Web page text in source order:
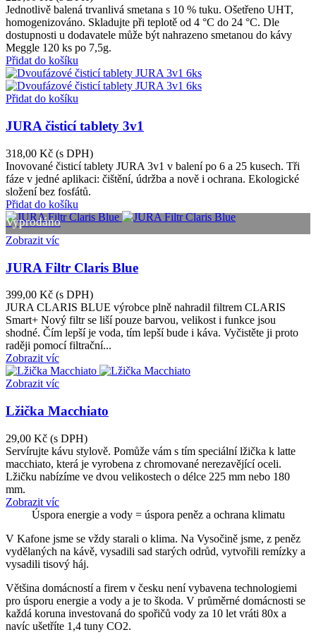
Jednotlivě balená trvanlivá smetana s 10 % tuku. Ošetřeno UHT,
homogenizováno. Skladujte při teplotě od 4 °C do 24 °C. Dle
dostupnosti u dodavatele může být nahrazeno smetanou do kávy
Meggle 120 ks po 7,5g.
Přidat do košíku
Přidat do košíku
JURA čisticí tablety 3v1
318,00 Kč (s DPH)
Inovované čisticí tablety JURA 3v1 v balení po 6 a 25 kusech. Tři
fáze v jedné aplikaci: čištění, údržba a nově i ochrana. Ekologické
složení bez fosfátů.
Přidat do košíku
Vyprodáno
Zobrazit víc
JURA Filtr Claris Blue
399,00 Kč (s DPH)
JURA CLARIS BLUE výrobce plně nahradil filtrem CLARIS
Smart+ Nový filtr se liší pouze barvou, velikost i funkce jsou
shodné. Čím lepší je voda, tím lepší bude i káva. Vyčistěte ji proto
raději pomocí filtrační...
Zobrazit víc
Zobrazit víc
Lžička Macchiato
29,00 Kč (s DPH)
Servírujte kávu stylově. Pomůže vám s tím speciální lžička k latte
macchiato, která je vyrobena z chromované nerezavějící oceli.
Lžičku nabízíme ve dvou velikostech o délce 225 mm nebo 180
mm.
Zobrazit víc
Úspora energie a vody = úspora peněz a ochrana klimatu
V Kafone jsme se vždy starali o klima. Na Vysočině jsme, z peněz
vydělaných na kávě, vysadili sad starých odrůd, vytvořili remízky a
vysadili tisový háj.
Většina domácností a firem v česku není vybavena technologiemi
pro úsporu energie a vody a je to škoda. V průměrné domácnosti se
každá koruna investovaná do spořičů vody za 10 let vráti 80x a
navíc ušetříte 1,4 tuny CO2.